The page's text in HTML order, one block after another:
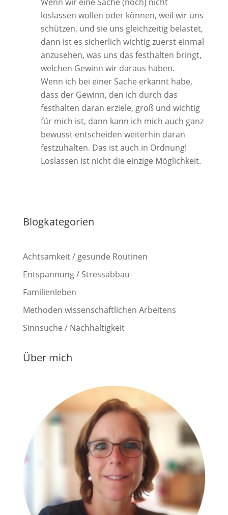
loslassen wollen oder können, weil wir uns
schützen, und sie uns gleichzeitig belastet,
dann ist es sicherlich wichtig zuerst einmal
anzusehen, was uns das festhalten bringt,
welchen Gewinn wir daraus haben.
Wenn ich bei einer Sache erkannt habe,
dass der Gewinn, den ich durch das
festhalten daran erziele, groß und wichtig
für mich ist, dann kann ich mich auch ganz
bewusst entscheiden weiterhin daran
festzuhalten. Das ist auch in Ordnung!
Loslassen ist nicht die einzige Möglichkeit.
Blogkategorien
Achtsamkeit / gesunde Routinen
Entspannung / Stressabbau
Familienleben
Methoden wissenschaftlichen Arbeitens
Sinnsuche / Nachhaltigkeit
Über mich